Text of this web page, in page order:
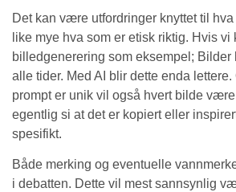
Det kan være utfordringer knyttet til
like mye hva som er etisk riktig. Hvis vi
billedgenerering som eksempel; Bilder
alle tider. Med AI blir dette enda
prompt er unik vil også hvert bilde
egentlig si at det er kopiert eller
spesifikt.
Både merking og eventuelle
i debatten. Dette vil mest sannsynlig